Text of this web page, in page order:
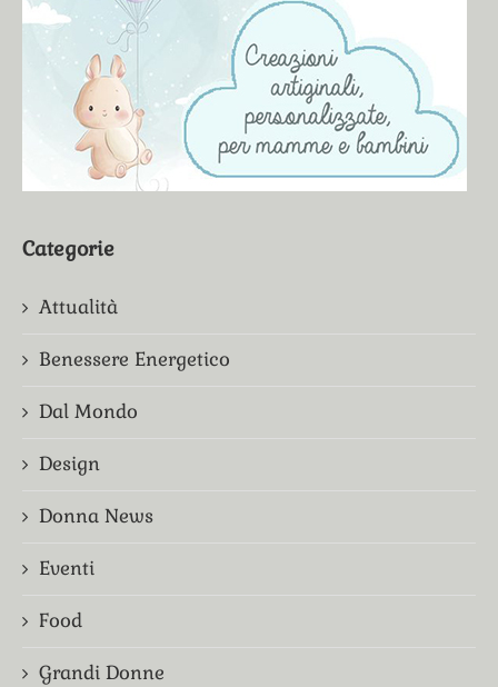
Categorie
Attualità
Benessere Energetico
Dal Mondo
Design
Donna News
Eventi
Food
Grandi Donne